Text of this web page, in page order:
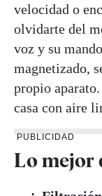
velocidad o
olvidarte del
voz y su
magnetizado,
propio
casa con aire
PUBLICIDAD
Lo mejor